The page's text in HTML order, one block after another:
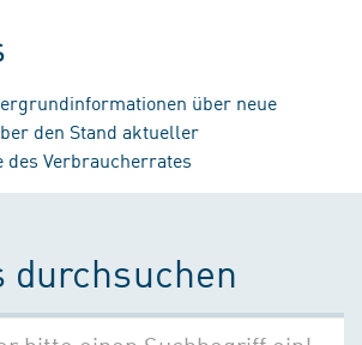
über neue
den Stand aktueller
Verbraucherrates